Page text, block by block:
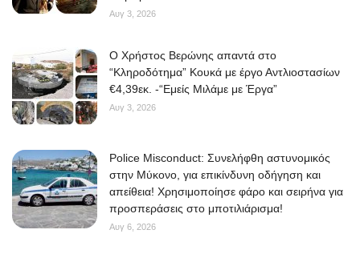
Αυγ 3, 2026
O Χρήστος Βερώνης απαντά στο
“Κληροδότημα” Κουκά με έργο Αντλιοστασίων
€4,39εκ. -“Εμείς Μιλάμε με Έργα”
Αυγ 3, 2026
Police Misconduct: Συνελήφθη αστυνομικός
στην Μύκονο, για επικίνδυνη οδήγηση και
απείθεια! Χρησιμοποίησε φάρο και σειρήνα για
προσπεράσεις στο μποτιλιάρισμα!
Αυγ 6, 2026